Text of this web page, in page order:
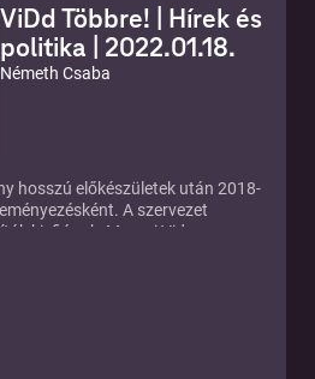
ViDd Többre! | Hírek és
politika | 2022.01.18.
Németh Csaba
hosszú előkészületek után 2018-
A szervezet
kisfiának, Marosi Vid
támogatják más hasonló
fejlődését, nappali
információs központ